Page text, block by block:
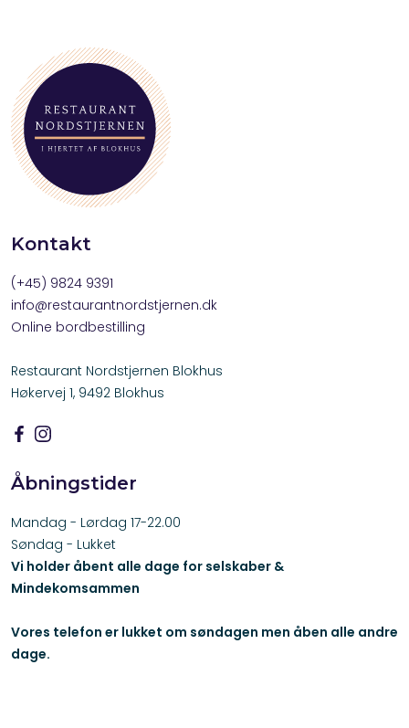
Kontakt
(+45) 9824 9391
info@restaurantnordstjernen.dk​
Online bordbestilling
Restaurant Nordstjernen Blokhus
Høkervej 1, 9492 Blokhus
Åbningstider
​Mandag - Lørdag 17-22.00
​Søndag - Lukket
Vi holder åbent alle dage for selskaber &
Mindekomsammen
Vores telefon er lukket om søndagen men åben alle andre
dage.